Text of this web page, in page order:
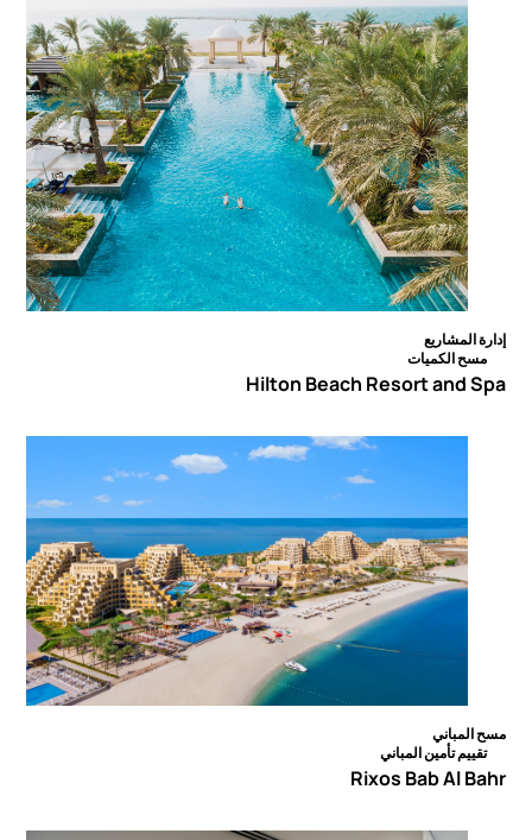
إدارة المشاريع
مسح الكميات
Hilton Beach Resort and Spa
مسح المباني
تقييم تأمين المباني
Rixos Bab Al Bahr